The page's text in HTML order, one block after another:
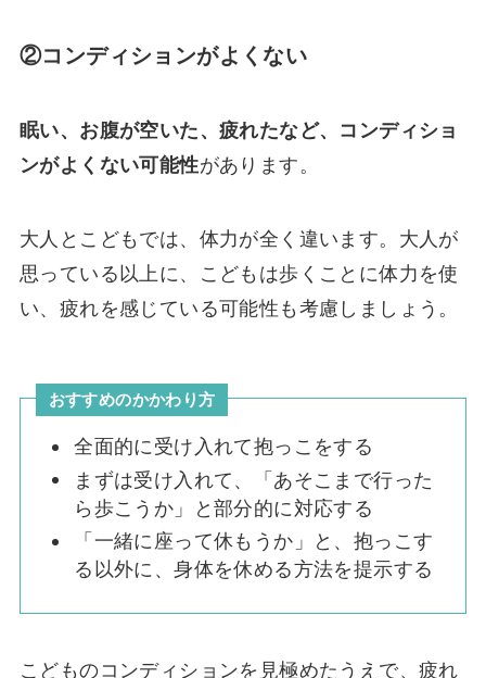
②コンディションがよくない
眠い、お腹が空いた、疲れたなど、コンディショ
ンがよくない可能性があります。
大人とこどもでは、体力が全く違います。大人が
思っている以上に、こどもは歩くことに体力を使
い、疲れを感じている可能性も考慮しましょう。
おすすめのかかわり方
全面的に受け入れて抱っこをする
まずは受け入れて、「あそこまで行った
ら歩こうか」と部分的に対応する
「一緒に座って休もうか」と、抱っこす
る以外に、身体を休める方法を提示する
こどものコンディションを見極めたうえで、疲れ